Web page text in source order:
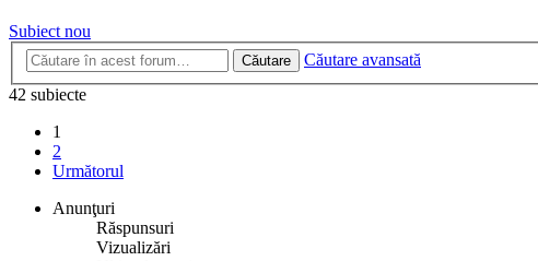
Subiect nou
Căutare
Căutare avansată
42 subiecte
1
2
Următorul
Anunţuri
Răspunsuri
Vizualizări